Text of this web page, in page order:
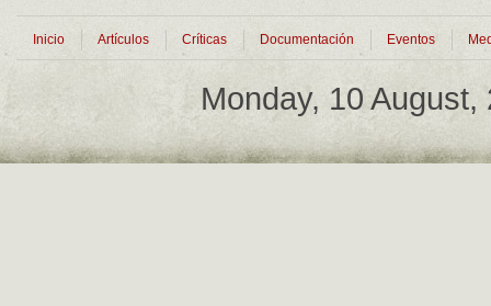
Inicio Artículos Críticas Documentación Eventos
Monday, 10